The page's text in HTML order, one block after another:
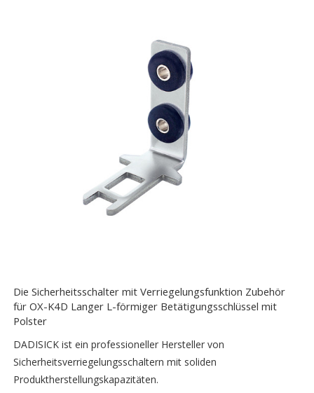
Die Sicherheitsschalter mit Verriegelungsfunktion Zubehör
für OX-K4D Langer L-förmiger Betätigungsschlüssel mit
Polster
DADISICK ist ein professioneller Hersteller von
Sicherheitsverriegelungsschaltern mit soliden
Produktherstellungskapazitäten.